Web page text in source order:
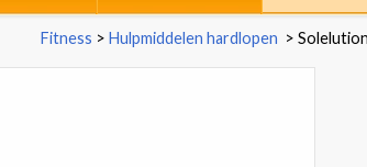
Fitness > Hulpmiddelen hardlopen >